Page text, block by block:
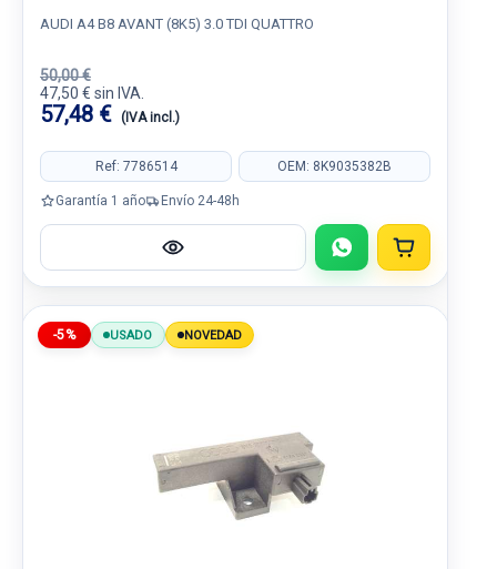
AUDI A4 B8 AVANT (8K5) 3.0 TDI QUATTRO
50,00 €
47,50 € sin IVA.
57,48 € (IVA incl.)
Ref: 7786514 OEM: 8K9035382B
Garantía 1 año Envío 24-48h
-5% USADO NOVEDAD